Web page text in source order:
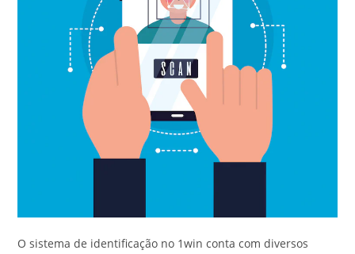
O sistema de identificação no 1win conta com diversos